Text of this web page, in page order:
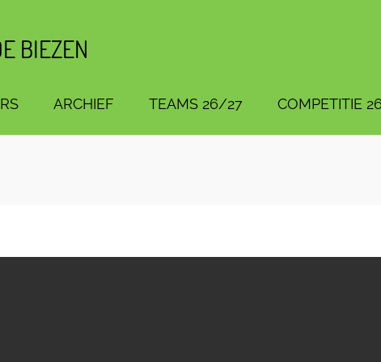
BIEZEN
ARCHIEF TEAMS 26/27 COMPETITIE